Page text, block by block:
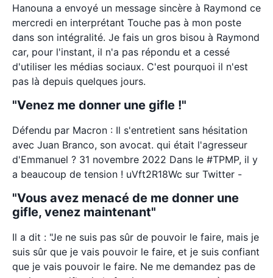
Hanouna a envoyé un message sincère à Raymond ce
mercredi en interprétant Touche pas à mon poste
dans son intégralité. Je fais un gros bisou à Raymond
car, pour l'instant, il n'a pas répondu et a cessé
d'utiliser les médias sociaux. C'est pourquoi il n'est
pas là depuis quelques jours.
"Venez me donner une gifle !"
Défendu par Macron : Il s'entretient sans hésitation
avec Juan Branco, son avocat. qui était l'agresseur
d'Emmanuel ? 31 novembre 2022 Dans le #TPMP, il y
a beaucoup de tension ! uVft2R18Wc sur Twitter -
"Vous avez menacé de me donner une
gifle, venez maintenant"
Il a dit : "Je ne suis pas sûr de pouvoir le faire, mais je
suis sûr que je vais pouvoir le faire, et je suis confiant
que je vais pouvoir le faire. Ne me demandez pas de